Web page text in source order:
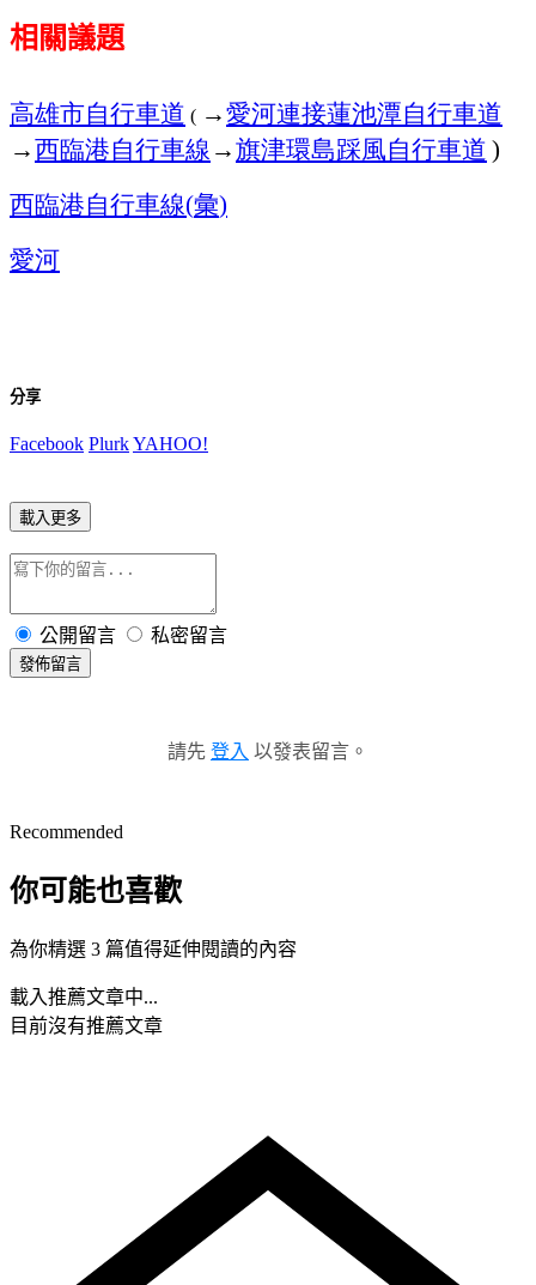
相關議題
高雄市自行車道 ( →愛河連接蓮池潭自行車道
→西臨港自行車線→旗津環島踩風自行車道 )
西臨港自行車線(彙)
愛河
分享
Facebook PlurkYAHOO!
載入更多
公開留言 私密留言
發佈留言
請先 登入 以發表留言。
Recommended
你可能也喜歡
為你精選 3 篇值得延伸閱讀的內容
載入推薦文章中...
目前沒有推薦文章